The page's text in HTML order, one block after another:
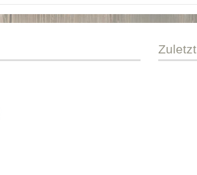
Zuletzt